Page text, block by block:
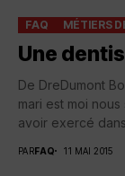
FAQ MÉTIERS
Une
De DreDumont
mari est moi
avoir exercé
PARFAQ 11 MAI 2015